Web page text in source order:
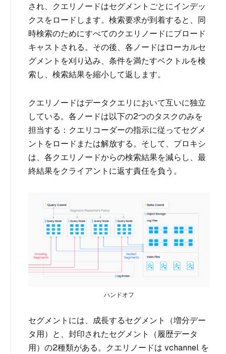
され、クエリノードはセグメントごとにインデッ
クスをロードします。検索要求が到着すると、同
時検索のためにすべてのクエリノードにブロード
キャストされる。その後、各ノードはローカルセ
グメントを刈り込み、条件を満たすベクトルを検
索し、検索結果を縮小して返します。
クエリノードはデータクエリにおいて互いに独立
している。各ノードは以下の2つのタスクのみを
担当する：クエリコーダーの指示に従ってセグメ
ントをロードまたは解放する。そして、プロキシ
は、各クエリノードからの検索結果を減らし、最
終結果をクライアントに返す責任を負う。
ハンドオフ
セグメントには、成長するセグメント（増分デー
タ用）と、封印されたセグメント（履歴データ
用）の2種類がある。クエリノードは vchannel を